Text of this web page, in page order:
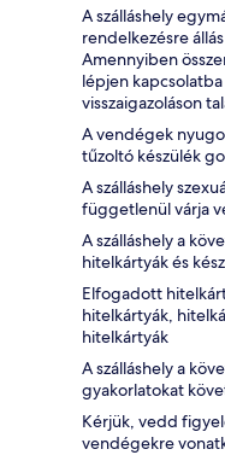
A szálláshely
rendelkezésre
Amennyiben
lépjen kapcsolatba
visszaigazoláson
A vendégek
tűzoltó készülék
A szálláshely
függetlenül várja
A szálláshely a
hitelkártyák és
Elfogadott
hitelkártyák,
hitelkártyák
A szálláshely a
gyakorlatokat
Kérjük, vedd
vendégekre